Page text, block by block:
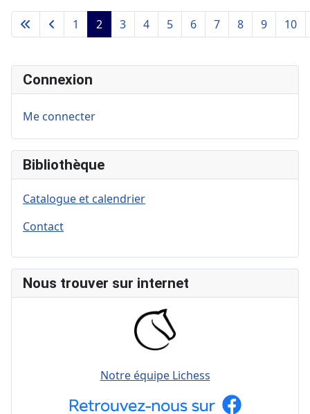
1 2 3 4 5 6 7 8 9 10
Connexion
Me connecter
Bibliothèque
Catalogue et calendrier
Contact
Nous trouver sur internet
Notre équipe Lichess